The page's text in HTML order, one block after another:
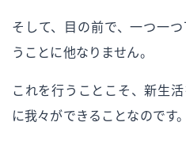
そして、目の前で、一つ一
うことに他なりません。
これを行うことこそ、新生
に我々ができることなのです。